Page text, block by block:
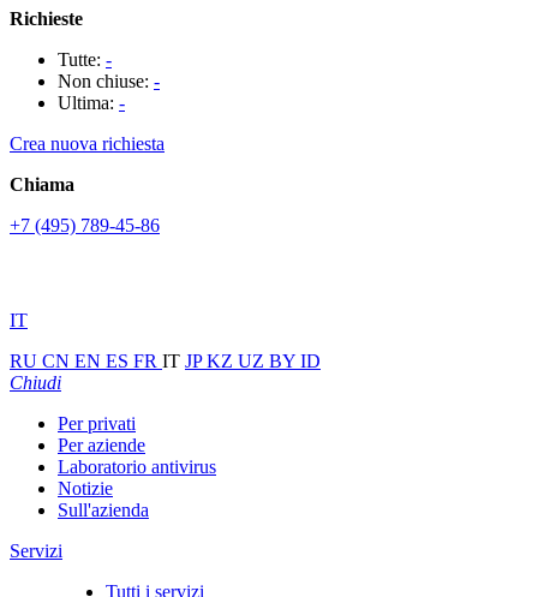
Richieste
Tutte: -
Non chiuse: -
Ultima: -
Crea nuova richiesta
Chiama
+7 (495) 789-45-86
IT
RU CN EN ES FR IT JPKZ UZ BY ID
Chiudi
Per privati
Per aziende
Laboratorio antivirus
Notizie
Sull'azienda
Servizi
Tutti i servizi